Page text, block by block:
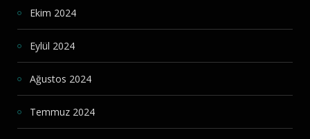
Ekim 2024
Eylül 2024
Ağustos 2024
Temmuz 2024